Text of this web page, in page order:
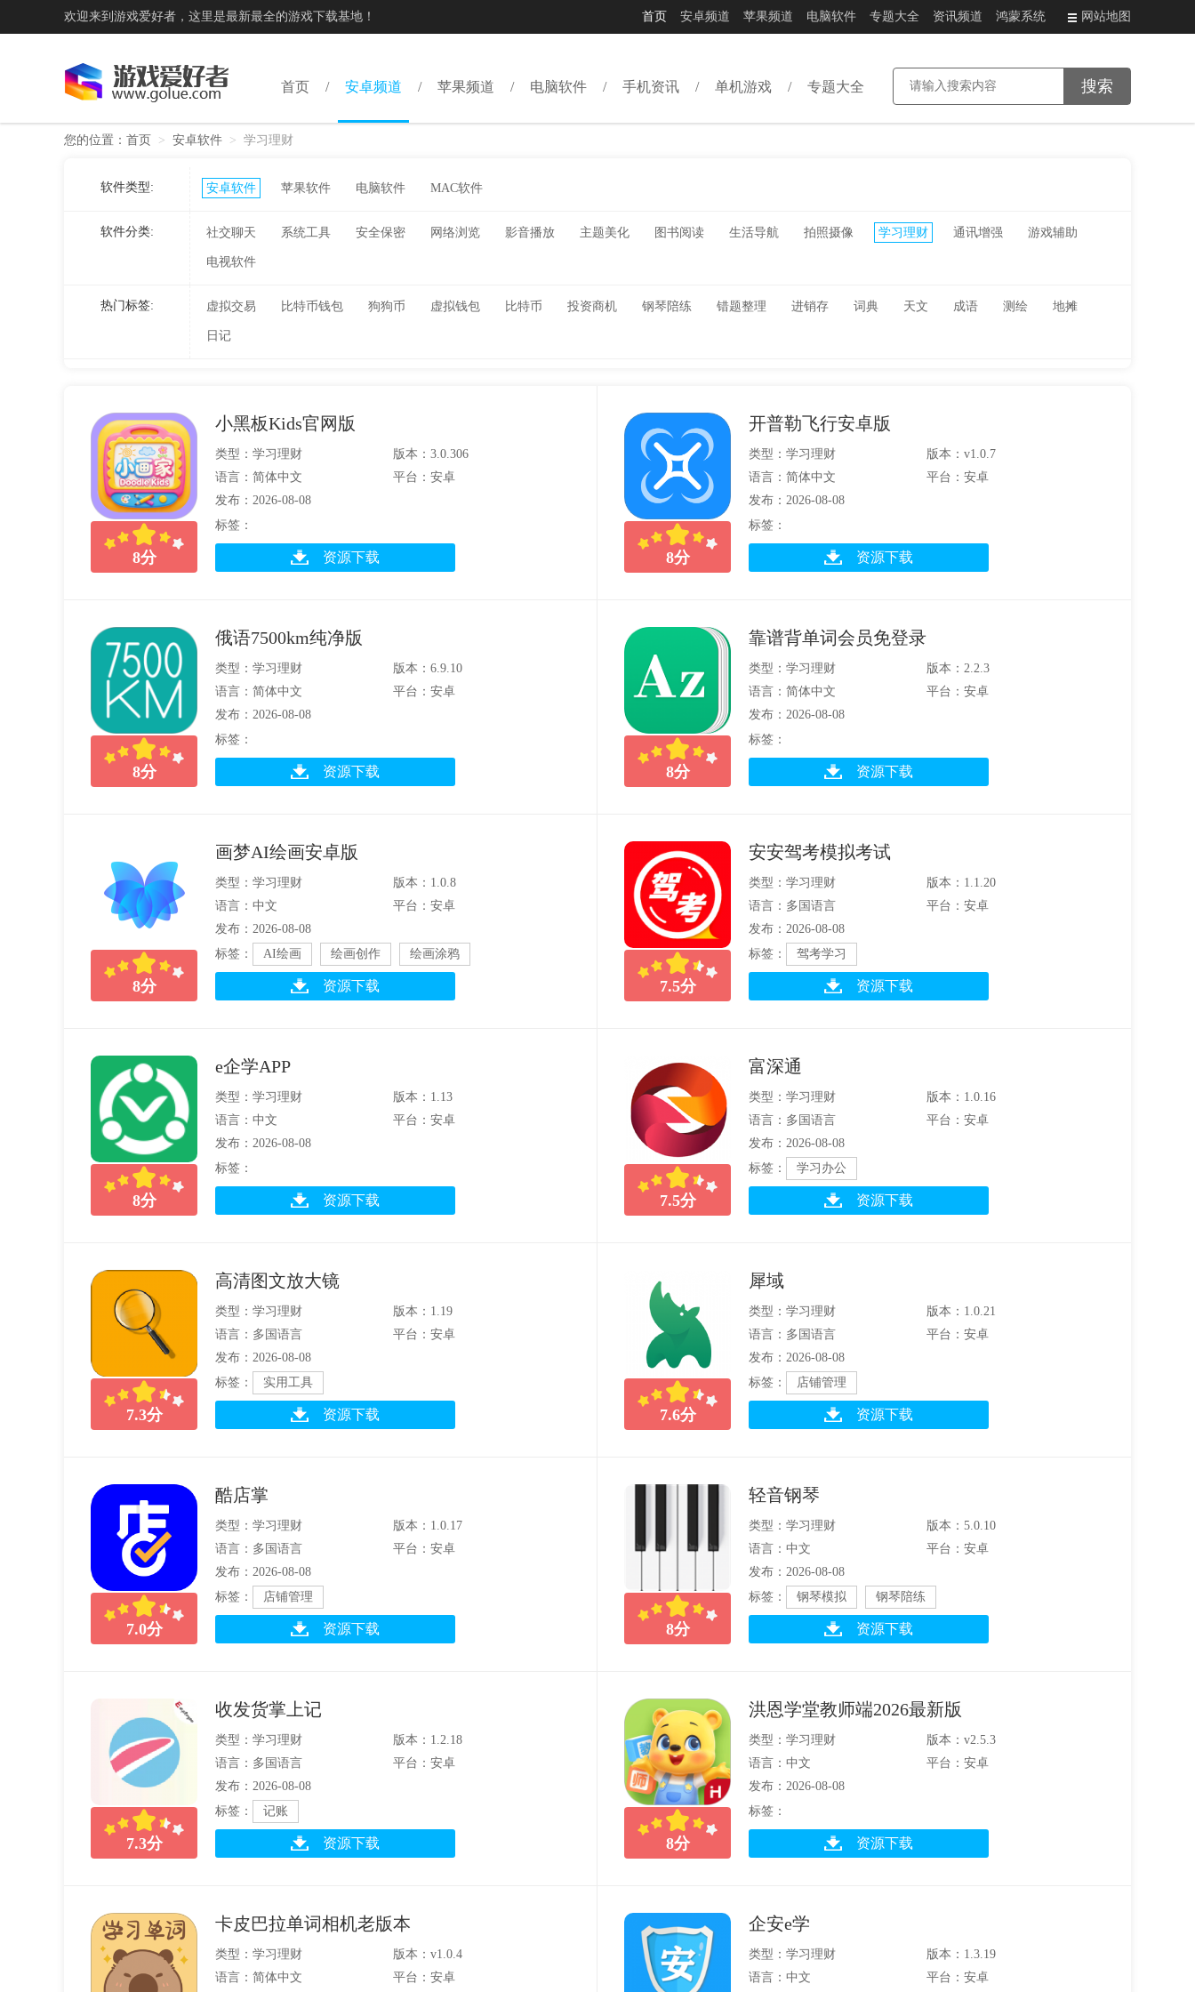
欢迎来到游戏爱好者，这里是最新最全的游戏下载基地！ 首页 安卓频道 苹果频道 电脑软件 专题大全 资讯频道 鸿蒙系统 网站地图
首页 安卓频道 苹果频道 电脑软件 手机资讯 单机游戏 专题大全
您的位置： 首页 > 安卓软件 > 学习理财
软件类型: 安卓软件 苹果软件 电脑软件 MAC软件
软件分类: 社交聊天 系统工具 安全保密 网络浏览 影音播放 主题美化 图书阅读 生活导航 拍照摄像 学习理财 通讯增强 游戏辅助
电视软件
热门标签: 虚拟交易 比特币钱包 狗狗币 虚拟钱包 比特币 投资商机 钢琴陪练 错题整理 进销存 词典 天文 成语 测绘 地摊
日记
8分
小黑板Kids官网版
类型：学习理财
版本：3.0.306
语言：简体中文
平台：安卓
发布：2026-08-08
标签：
资源下载 8分
开普勒飞行安卓版
类型：学习理财
版本：v1.0.7
语言：简体中文
平台：安卓
发布：2026-08-08
标签：
资源下载
8分
俄语7500km纯净版
类型：学习理财
版本：6.9.10
语言：简体中文
平台：安卓
发布：2026-08-08
标签：
资源下载 8分
靠谱背单词会员免登录
类型：学习理财
版本：2.2.3
语言：简体中文
平台：安卓
发布：2026-08-08
标签：
资源下载
8分
画梦AI绘画安卓版
类型：学习理财
版本：1.0.8
语言：中文
平台：安卓
发布：2026-08-08
标签：
AI绘画 绘画创作 绘画涂鸦
资源下载 7.5分
安安驾考模拟考试
类型：学习理财
版本：1.1.20
语言：多国语言
平台：安卓
发布：2026-08-08
标签：
驾考学习
资源下载
8分
e企学APP
类型：学习理财
版本：1.13
语言：中文
平台：安卓
发布：2026-08-08
标签：
资源下载 7.5分
富深通
类型：学习理财
版本：1.0.16
语言：多国语言
平台：安卓
发布：2026-08-08
标签：
学习办公
资源下载
7.3分
高清图文放大镜
类型：学习理财
版本：1.19
语言：多国语言
平台：安卓
发布：2026-08-08
标签：
实用工具
资源下载 7.6分
犀域
类型：学习理财
版本：1.0.21
语言：多国语言
平台：安卓
发布：2026-08-08
标签：
店铺管理
资源下载
7.0分
酷店掌
类型：学习理财
版本：1.0.17
语言：多国语言
平台：安卓
发布：2026-08-08
标签：
店铺管理
资源下载 8分
轻音钢琴
类型：学习理财
版本：5.0.10
语言：中文
平台：安卓
发布：2026-08-08
标签：
钢琴模拟 钢琴陪练
资源下载
7.3分
收发货掌上记
类型：学习理财
版本：1.2.18
语言：多国语言
平台：安卓
发布：2026-08-08
标签：
记账
资源下载 8分
洪恩学堂教师端2026最新版
类型：学习理财
版本：v2.5.3
语言：中文
平台：安卓
发布：2026-08-08
标签：
资源下载
卡皮巴拉单词相机老版本
类型：学习理财
版本：v1.0.4
语言：简体中文
平台：安卓
企安e学
类型：学习理财
版本：1.3.19
语言：中文
平台：安卓